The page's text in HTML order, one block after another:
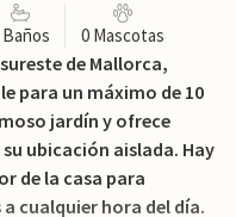
Baños 0 Mascotas
de Mallorca,
para un máximo de 10
jardín y ofrece
ubicación aislada. Hay
de la casa para
cualquier hora del día.